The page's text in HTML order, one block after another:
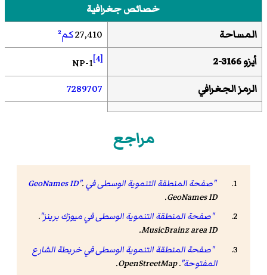
خصائص جغرافية
المساحة
27,410كم²
أيزو 3166-2
NP-1[4]
الرمز الجغرافي 7289707
مراجع
"صفحة المنطقة التنموية الوسطى في GeoNames ID".
GeoNames ID
.
"صفحة المنطقة التنموية الوسطى في ميوزك برينز".
MusicBrainz area ID
.
"صفحة المنطقة التنموية الوسطى في خريطة الشارع
المفتوحة".
OpenStreetMap
.